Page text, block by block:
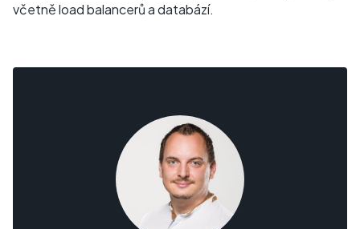
včetně load balancerů a databází.